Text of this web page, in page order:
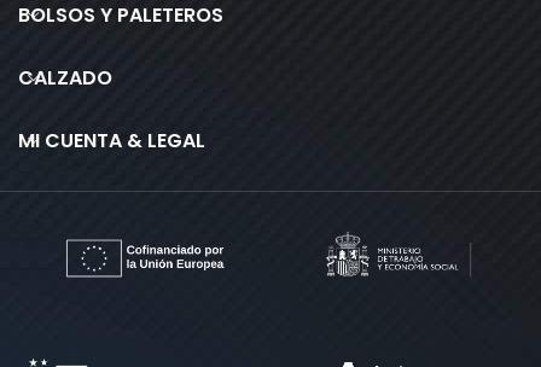
BOLSOS Y PALETEROS
CALZADO
MI CUENTA & LEGAL